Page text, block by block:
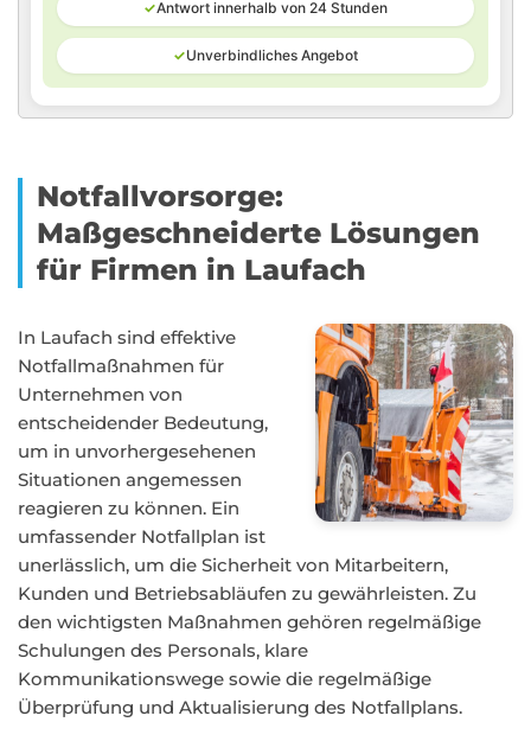
✓Antwort innerhalb von 24 Stunden
✓Unverbindliches Angebot
Notfallvorsorge:
Maßgeschneiderte Lösungen
für Firmen in Laufach
In Laufach sind effektive
Notfallmaßnahmen für
Unternehmen von
entscheidender Bedeutung,
um in unvorhergesehenen
Situationen angemessen
reagieren zu können. Ein
umfassender Notfallplan ist
unerlässlich, um die Sicherheit von Mitarbeitern,
Kunden und Betriebsabläufen zu gewährleisten. Zu
den wichtigsten Maßnahmen gehören regelmäßige
Schulungen des Personals, klare
Kommunikationswege sowie die regelmäßige
Überprüfung und Aktualisierung des Notfallplans.